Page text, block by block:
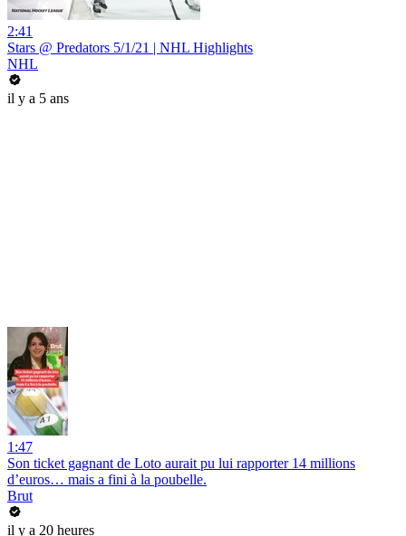
2:41
Stars @ Predators 5/1/21 | NHL Highlights
NHL
il y a 5 ans
1:47
Son ticket gagnant de Loto aurait pu lui rapporter 14 millions
d’euros… mais a fini à la poubelle.
Brut
il y a 20 heures